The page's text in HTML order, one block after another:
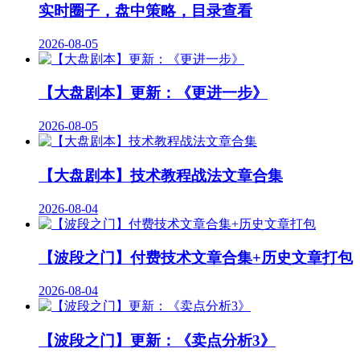
实时圈子，盘中策略，目录查看
2026-08-05
【大盘剧本】更新：《更进一步》
2026-08-05
【大盘剧本】技术教程战法文章合集
2026-08-04
【波段之门】付费技术文章合集+历史文章打包
2026-08-04
【波段之门】更新：《卖点分析3》